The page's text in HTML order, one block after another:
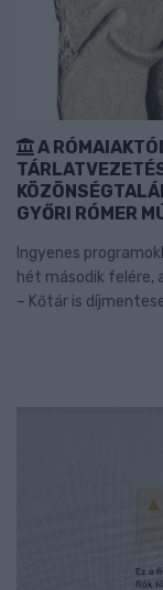
A
GYŐRI RÓMER
Ingyenes
hét második felére,
– Kőtár is